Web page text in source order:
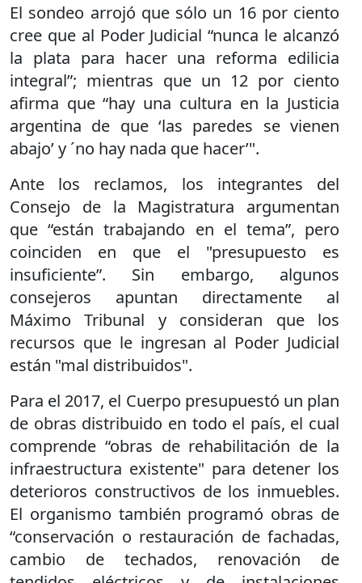
El sondeo arrojó que sólo un 16 por ciento
cree que al Poder Judicial “nunca le alcanzó
la plata para hacer una reforma edilicia
integral”; mientras que un 12 por ciento
afirma que “hay una cultura en la Justicia
argentina de que ‘las paredes se vienen
abajo’ y ´no hay nada que hacer’".
Ante los reclamos, los integrantes del
Consejo de la Magistratura argumentan
que “están trabajando en el tema”, pero
coinciden en que el "presupuesto es
insuficiente”. Sin embargo, algunos
consejeros apuntan directamente al
Máximo Tribunal y consideran que los
recursos que le ingresan al Poder Judicial
están "mal distribuidos".
Para el 2017, el Cuerpo presupuestó un plan
de obras distribuido en todo el país, el cual
comprende “obras de rehabilitación de la
infraestructura existente" para detener los
deterioros constructivos de los inmuebles.
El organismo también programó obras de
“conservación o restauración de fachadas,
cambio de techados, renovación de